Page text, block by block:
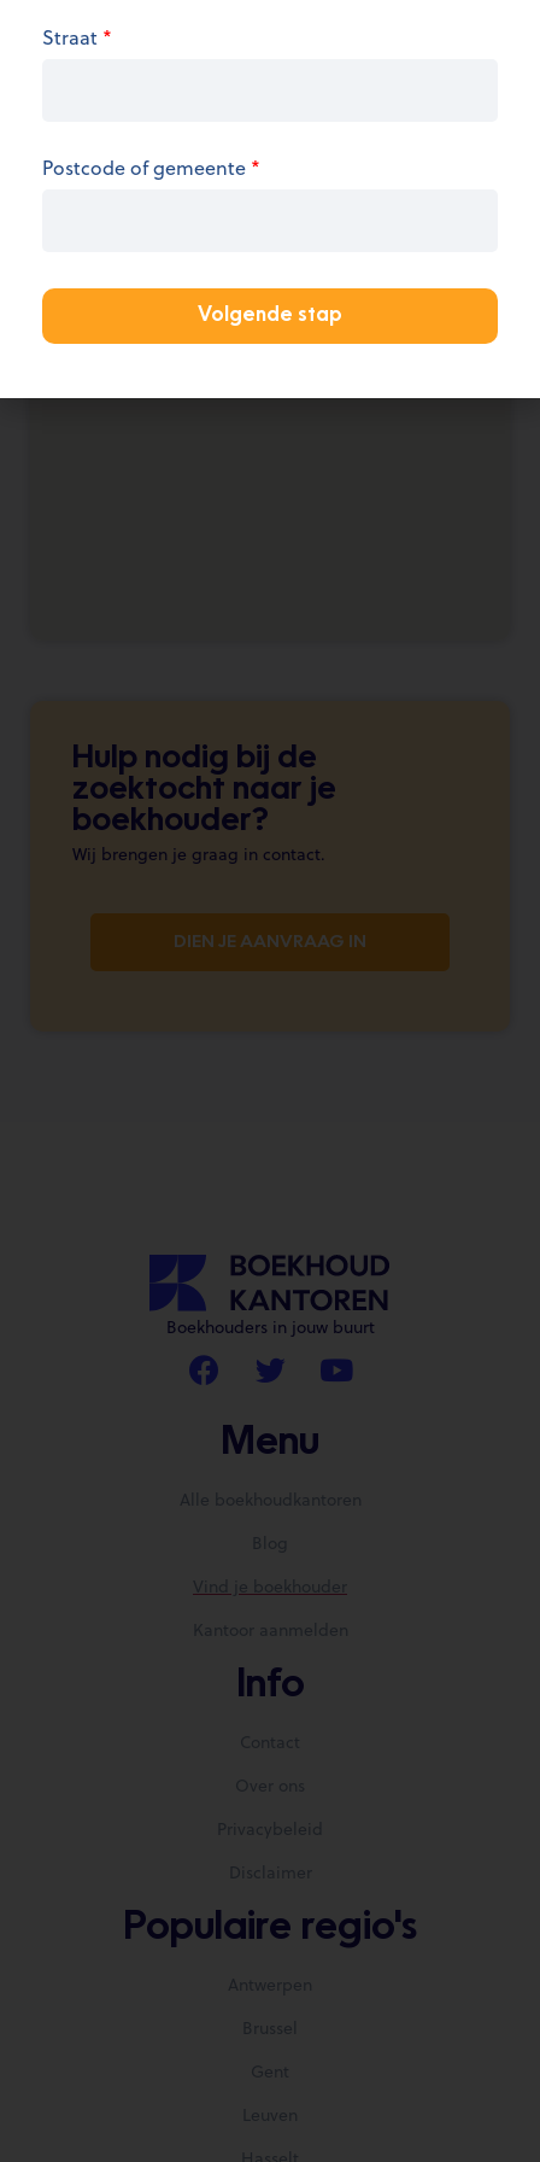
Hulp nodig bij de
zoektocht naar je
boekhouder?
Wij brengen je graag in contact.
DIEN JE AANVRAAG IN
We hebben op dit moment geen informatie over
Boekhouders in jouw buurt
Menu
Alle boekhoudkantoren
Blog
Vind je boekhouder
Kantoor aanmelden
Info
Contact
Over ons
Privacybeleid
Disclaimer
Populaire regio's
Antwerpen
Brussel
Gent
Leuven
Straat *
Postcode of gemeente *
Volgende stap